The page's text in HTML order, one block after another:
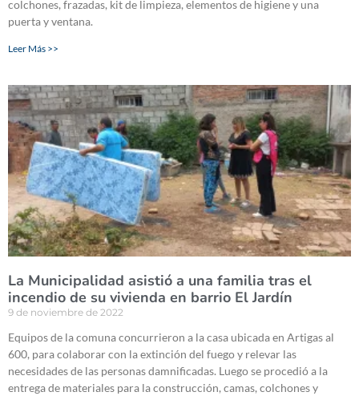
colchones, frazadas, kit de limpieza, elementos de higiene y una
puerta y ventana.
Leer Más >>
La Municipalidad asistió a una familia tras el
incendio de su vivienda en barrio El Jardín
9 de noviembre de 2022
Equipos de la comuna concurrieron a la casa ubicada en Artigas al
600, para colaborar con la extinción del fuego y relevar las
necesidades de las personas damnificadas. Luego se procedió a la
entrega de materiales para la construcción, camas, colchones y